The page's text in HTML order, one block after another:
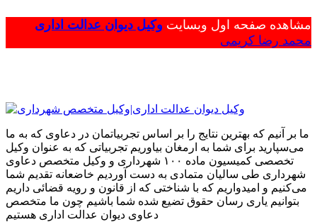
مشاهده صفحه اول وبسایت وکیل دیوان عدالت اداری
محمد رضا کریمی
ما بر آنیم که بهترین نتایج را بر اساس تجربیاتمان در دعاوی که به ما
می‌سپارید برای شما به ارمغان بیاوریم تجربیاتی که به عنوان وکیل
تخصصی کمیسیون ماده ۱۰۰ شهرداری و وکیل متخصص دعاوی
شهرداری طی سالیان متمادی به دست آوردیم خاضعانه تقدیم شما
می‌کنیم و امیدواریم که با شناختی که از قانون و رویه قضائی داریم
بتوانیم یاری رسان حقوق تضیع شده شما باشیم چون ما متخصص
دعاوی دیوان عدالت اداری هستیم